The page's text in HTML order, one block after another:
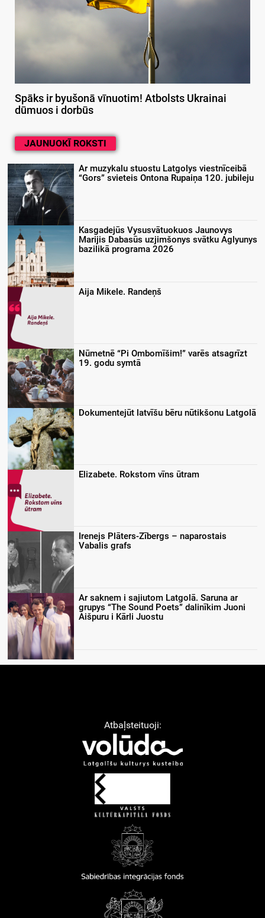
Spāks ir byušonā vīnuotim! Atbolsts Ukrainai
dūmuos i dorbūs
JAUNUOKĪ ROKSTI
Ar muzykalu stuostu Latgolys viestnīceibā
“Gors” svieteis Ontona Rupaiņa 120. jubileju
Kasgadejūs Vysusvātuokuos Jaunovys
Marijis Dabasūs uzjimšonys svātku Aglyunys
bazilikā programa 2026
Aija Mikele. Randeņš
Nūmetnē “Pi Ombomīšim!” varēs atsagrīzt
19. godu symtā
Dokumentejūt latvīšu bēru nūtikšonu Latgolā
Elizabete. Rokstom vīns ūtram
Irenejs Plāters-Zībergs – naparostais
Vabalis grafs
Ar saknem i sajiutom Latgolā. Saruna ar
grupys “The Sound Poets” dalinīkim Juoni
Aišpuru i Kārli Juostu
Atbaļsteituoji: